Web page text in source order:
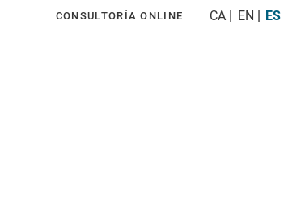
CONSULTORÍA ONLINE CA EN ES